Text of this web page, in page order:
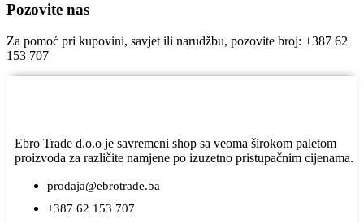
Pozovite nas
Za pomoć pri kupovini, savjet ili narudžbu, pozovite broj: +387 62
153 707
Ebro Trade d.o.o je savremeni shop sa veoma širokom paletom
proizvoda za različite namjene po izuzetno pristupačnim cijenama.
prodaja@ebrotrade.ba
+387 62 153 707